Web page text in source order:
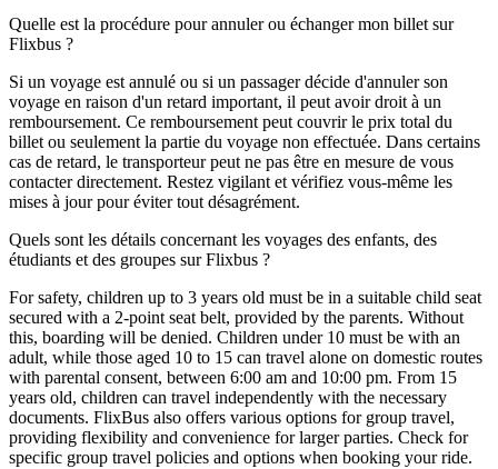
Quelle est la procédure pour annuler ou échanger mon billet sur
Flixbus ?
Si un voyage est annulé ou si un passager décide d'annuler son
voyage en raison d'un retard important, il peut avoir droit à un
remboursement. Ce remboursement peut couvrir le prix total du
billet ou seulement la partie du voyage non effectuée. Dans certains
cas de retard, le transporteur peut ne pas être en mesure de vous
contacter directement. Restez vigilant et vérifiez vous-même les
mises à jour pour éviter tout désagrément.
Quels sont les détails concernant les voyages des enfants, des
étudiants et des groupes sur Flixbus ?
For safety, children up to 3 years old must be in a suitable child seat
secured with a 2-point seat belt, provided by the parents. Without
this, boarding will be denied. Children under 10 must be with an
adult, while those aged 10 to 15 can travel alone on domestic routes
with parental consent, between 6:00 am and 10:00 pm. From 15
years old, children can travel independently with the necessary
documents. FlixBus also offers various options for group travel,
providing flexibility and convenience for larger parties. Check for
specific group travel policies and options when booking your ride.